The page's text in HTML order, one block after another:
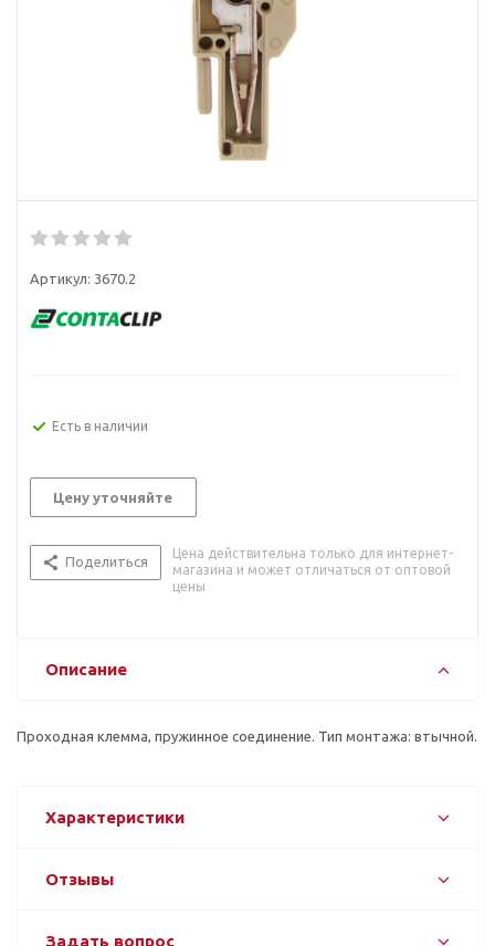
Артикул: 3670.2
Есть в наличии
Цену уточняйте
Поделиться
Цена действительна только для интернет-
магазина и может отличаться от оптовой
цены
Описание
Проходная клемма, пружинное соединение. Тип монтажа: втычной.
Характеристики
Отзывы
Задать вопрос